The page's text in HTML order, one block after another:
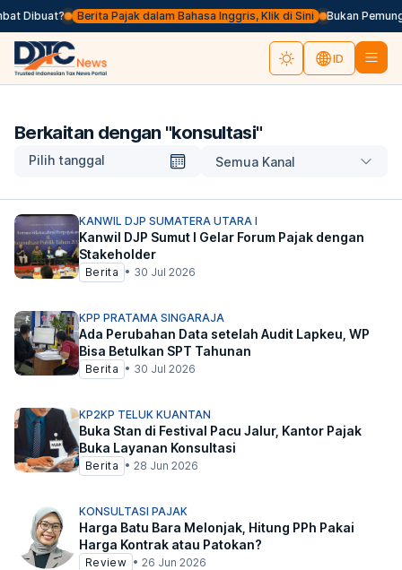
Dibuat? Berita Pajak dalam Bahasa Inggris, Klik di Sini Bukan
ID
Berkaitan dengan "konsultasi"
Pilih tanggal Semua Kanal
KANWIL DJP SUMATERA UTARA I
Kanwil DJP Sumut I Gelar Forum Pajak dengan
Stakeholder
Berita • 30 Jul 2026
KPP PRATAMA SINGARAJA
Ada Perubahan Data setelah Audit Lapkeu, WP
Bisa Betulkan SPT Tahunan
Berita • 30 Jul 2026
KP2KP TELUK KUANTAN
Buka Stan di Festival Pacu Jalur, Kantor Pajak
Buka Layanan Konsultasi
Berita • 28 Jun 2026
KONSULTASI PAJAK
Harga Batu Bara Melonjak, Hitung PPh Pakai
Harga Kontrak atau Patokan?
Review • 26 Jun 2026